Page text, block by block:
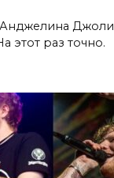
Джоли
этот раз точно.